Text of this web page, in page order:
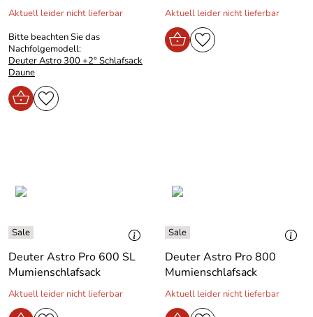
Aktuell leider nicht lieferbar
Bitte beachten Sie das
Nachfolgemodell:
Deuter Astro 300 +2° Schlafsack
Daune
Aktuell leider nicht lieferbar
Deuter Astro Pro 600 SL
Mumienschlafsack
Aktuell leider nicht lieferbar
Deuter Astro Pro 800
Mumienschlafsack
Aktuell leider nicht lieferbar